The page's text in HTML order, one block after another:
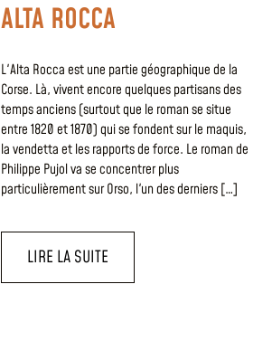
ALTA ROCCA
L'Alta Rocca est une partie géographique de la
Corse. Là, vivent encore quelques partisans des
temps anciens (surtout que le roman se situe
entre 1820 et 1870) qui se fondent sur le maquis,
la vendetta et les rapports de force. Le roman de
Philippe Pujol va se concentrer plus
particulièrement sur Orso, l'un des derniers […]
LIRE LA SUITE